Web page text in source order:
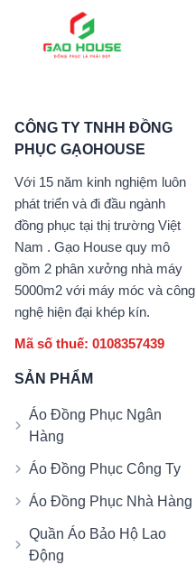
CÔNG TY TNHH ĐỒNG
PHỤC GẠOHOUSE
Với 15 năm kinh nghiệm luôn
phát triển và đi đầu ngành
đồng phục tại thị trường Việt
Nam . Gạo House quy mô
gồm 2 phân xưởng nhà máy
5000m2 với máy móc và công
nghệ hiện đại khép kín.
Mã số thuế: 0108357439
SẢN PHẨM
Áo Đồng Phục Ngân
Hàng
Áo Đồng Phục Công Ty
Áo Đồng Phục Nhà Hàng
Quần Áo Bảo Hộ Lao
Động